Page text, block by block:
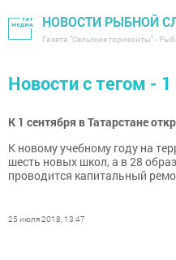
НОВОСТИ РЫБНОЙ
Газета "Сельские горизонты" -
Новости с тегом -
К 1 сентября в Татарстане
К новому учебному году на
шесть новых школ, а в 28
проводится капитальный
25 июля 2018, 13:47